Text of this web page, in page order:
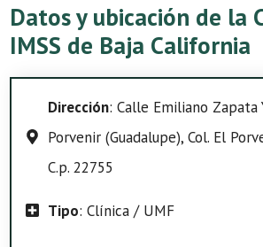
Datos y ubicación de la
IMSS de Baja California
Dirección: Calle Emiliano Zapata
Porvenir (Guadalupe), Col. El
C.p. 22755
Tipo: Clínica / UMF